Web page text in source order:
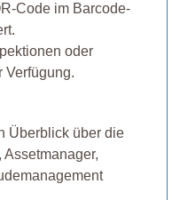
Code im Barcode-
oder
Verfügung.
Überblick über die